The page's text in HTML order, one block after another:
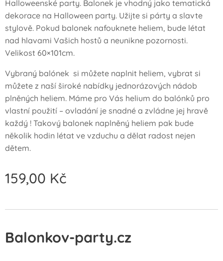
Halloweenské party. Balonek je vhodný jako tematická
dekorace na Halloween party. Užijte si párty a slavte
stylově. Pokud balonek nafouknete heliem, bude létat
nad hlavami Vašich hostů a neunikne pozornosti.
Velikost 60×101cm.
Vybraný balónek si můžete naplnit heliem, vybrat si
můžete z naší široké nabídky jednorázových nádob
plněných heliem. Máme pro Vás helium do balónků pro
vlastní použití – ovladání je snadné a zvládne jej hravě
každý ! Takový balonek naplněný heliem pak bude
několik hodin létat ve vzduchu a dělat radost nejen
dětem.
159,00 Kč
Balonkov-party.cz